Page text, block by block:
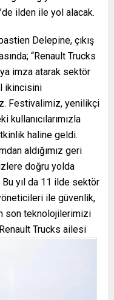
ilden ile yol alacak.
Delepine, çıkış
“Renault Trucks
imza atarak sektör
ikincisini
Festivalimiz, yenilikçi
kullanıcılarımızla
haline geldi.
aldığımız geri
doğru yolda
yıl da 11 ilde sektör
ile güvenlik,
son teknolojilerimizi
Trucks ailesi